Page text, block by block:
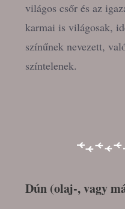
világos csőr és az
karmai is világosak,
színűnek nevezett,
színtelenek.
Dún (olaj-, vagy